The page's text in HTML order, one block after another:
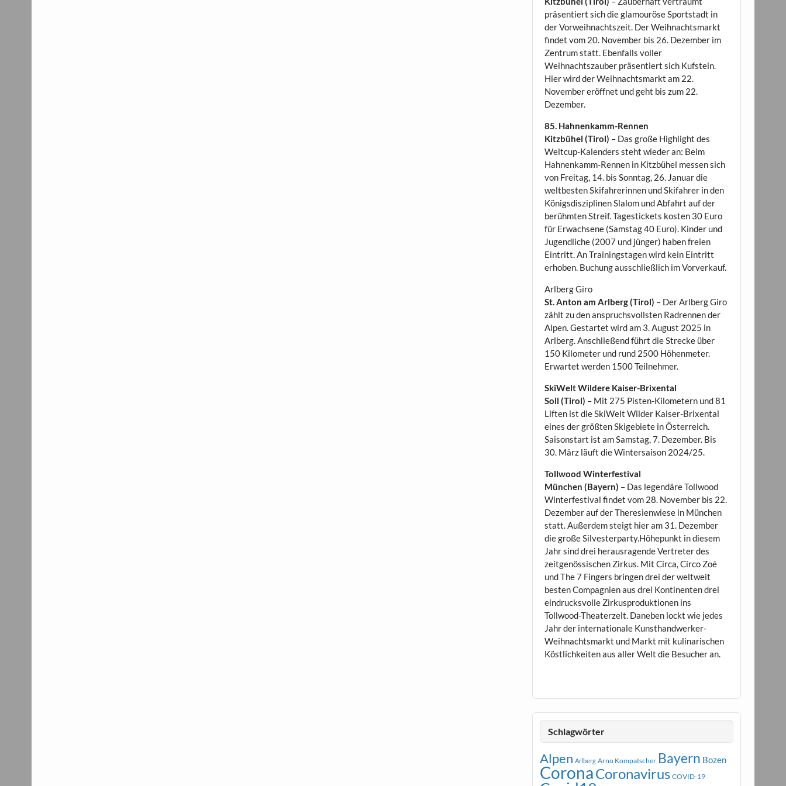
präsentiert sich die glamouröse Sportstadt in
der Vorweihnachtszeit. Der Weihnachtsmarkt
findet vom 20. November bis 26. Dezember im
Zentrum statt. Ebenfalls voller
Weihnachtszauber präsentiert sich Kufstein.
Hier wird der Weihnachtsmarkt am 22.
November eröffnet und geht bis zum 22.
Dezember.
85. Hahnenkamm-Rennen
Kitzbühel (Tirol) – Das große Highlight des
Weltcup-Kalenders steht wieder an: Beim
Hahnenkamm-Rennen in Kitzbühel messen sich
von Freitag, 14. bis Sonntag, 26. Januar die
weltbesten Skifahrerinnen und Skifahrer in den
Königsdisziplinen Slalom und Abfahrt auf der
berühmten Streif. Tagestickets kosten 30 Euro
für Erwachsene (Samstag 40 Euro). Kinder und
Jugendliche (2007 und jünger) haben freien
Eintritt. An Trainingstagen wird kein Eintritt
erhoben. Buchung ausschließlich im Vorverkauf.
Arlberg Giro
St. Anton am Arlberg (Tirol) – Der Arlberg Giro
zählt zu den anspruchsvollsten Radrennen der
Alpen. Gestartet wird am 3. August 2025 in
Arlberg. Anschließend führt die Strecke über
150 Kilometer und rund 2500 Höhenmeter.
Erwartet werden 1500 Teilnehmer.
SkiWelt Wildere Kaiser-Brixental
Soll (Tirol) – Mit 275 Pisten-Kilometern und 81
Liften ist die SkiWelt Wilder Kaiser-Brixental
eines der größten Skigebiete in Österreich.
Saisonstart ist am Samstag, 7. Dezember. Bis
30. März läuft die Wintersaison 2024/25.
Tollwood Winterfestival
München (Bayern) – Das legendäre Tollwood
Winterfestival findet vom 28. November bis 22.
Dezember auf der Theresienwiese in München
statt. Außerdem steigt hier am 31. Dezember
die große Silvesterparty.Höhepunkt in diesem
Jahr sind drei herausragende Vertreter des
zeitgenössischen Zirkus. Mit Circa, Circo Zoé
und The 7 Fingers bringen drei der weltweit
besten Compagnien aus drei Kontinenten drei
eindrucksvolle Zirkusproduktionen ins
Tollwood-Theaterzelt. Daneben lockt wie jedes
Jahr der internationale Kunsthandwerker-
Weihnachtsmarkt und Markt mit kulinarischen
Köstlichkeiten aus aller Welt die Besucher an.
Schlagwörter
Alpen Arlberg Arno Kompatscher Bayern Bozen
CoronaCoronavirus COVID-19